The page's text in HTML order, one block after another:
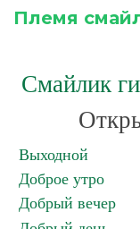
Племя
Смайлик
Выходной
Доброе утро
Добрый вечер